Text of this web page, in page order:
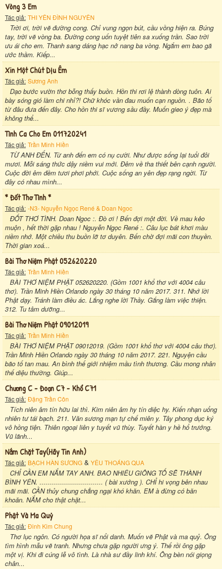
Vòng 3 Em
Tác giả: THI YÊN ĐÌNH NGUYÊN
Trời ơi, trời vẽ đường cong. Chỉ vung ngọn bút, cầu vồng hiện ra. Búng
tay, trời vẽ vòng ba. Đường cong uốn tuyệt tiên sa xuống trần. Sao trời
ưu ái cho em. Thanh sang dáng hạc nở nang ba vòng. Ngắm em bao gã
ước thầm. Kiếp...
Xin Một Chút Dịu Êm
Tác giả: Sương Anh
Dạo bước vườn thơ bỗng thấy buồn. Hồn thi rơi lệ thành dòng tuôn. Ai
bày sóng gió làm chi nhỉ?! Chữ khóc vần đau muốn cạn nguồn. . Bão tố
từ đâu đưa đến đây. Cho hồn thi sĩ vương sầu đầy. Muốn gieo ý đẹp mà
không thể...
Tình Ca Cho Em 011720241
Tác giả: Trần Minh Hiền
TỪ ANH ĐẾN. Từ anh đến em có nụ cười. Như được sống lại tuổi đôi
mươi. Mỗi sáng thức dậy niềm vui mới. Đêm về tha thiết bên cạnh người.
Cuộc đời êm đềm tươi phơi phới. Cuộc sống an yên đẹp rạng ngời. Từ
đây có nhau mình...
* Đốt Thơ Tình *
Tác giả: -N3- Nguyễn Ngọc René & Doan Ngoc
ĐỐT THƠ TÌNH. Doan Ngoc :. Đò ơi ! Bến đợi một đời. Về mau kẻo
muộn , hết thời gặp nhau ! Nguyễn Ngọc René :. Câu lục bát khơi màu
niềm nhớ. Một chiều thu buồn lỡ tơ duyên. Bến chờ đợi mãi con thuyền.
Thời gian xoá...
Bài Thơ Niệm Phật 052620220
Tác giả: Trần Minh Hiền
BÀI THƠ NIỆM PHẬT 052620220. (Gồm 1001 khổ thơ với 4004 câu
thơ). Trần Minh Hiền Orlando ngày 30 tháng 10 năm 2017. 311. Nhớ lời
Phật dạy. Tránh làm điều ác. Lắng nghe lời Thầy. Gắng làm việc thiện.
312. Tu tâm dưỡng...
Bài Thơ Niệm Phật 09012019
Tác giả: Trần Minh Hiền
BÀI THƠ NIỆM PHẬT 09012019. (Gồm 1001 khổ thơ với 4004 câu thơ).
Trần Minh Hiền Orlando ngày 30 tháng 10 năm 2017. 221. Nguyện cầu
bão tố tan mau. An bình thế giới nhiệm mầu tình thương. Cầu mong nhân
thế diệu thường. Giúp...
Chương C - Đoạn C7 - Khổ C71
Tác giả: Đặng Trần Côn
Tích niên âm tín hữu lai thì. Kim niên âm hy tín diệc hy. Kiến nhạn uổng
nhiên tư tái bạch. 211. Văn sương mạn tự chế miên y. Tây phong dục ký
vô hồng tiện. Thiên ngoại liên y tuyết vũ thùy. Tuyết hàn y hề hổ trướng.
Vũ lãnh...
Nắm Chặt Tay(hãy Tin Anh)
Tác giả: BẠCH HÀN SƯƠNG & YÊU THOÁNG QUA
CHỈ CẦN EM NẮM TAY ANH. BAO NHIÊU GIÔNG TỐ SẼ THÀNH
BÌNH YÊN. ................................ ( bài xướng ). CHỈ hi vọng bên nhau
mãi mãi. CẦN thủy chung chẳng ngại khó khăn. EM à đừng có băn
khoăn. NẮM cho thật chặt...
Phật Và Ma Quỷ
Tác giả: Đinh Kim Chung
Thơ lục ngôn. Có người họa sĩ nổi danh. Muốn vẽ Phật và ma quỷ. Ông
tìm hình mẫu vẽ tranh. Nhưng chưa gặp người ưng ý. Thế rồi ông gặp
một vị. Khi đi cúng lễ vô tình. Là nhà sư đầy linh khí. Ông bèn nói giọng
chân...